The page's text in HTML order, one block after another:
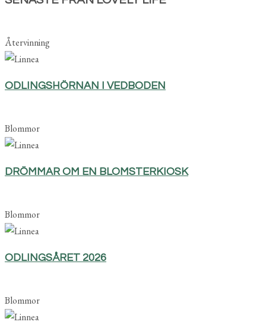
Återvinning
ODLINGSHÖRNAN I VEDBODEN
Blommor
DRÖMMAR OM EN BLOMSTERKIOSK
Blommor
ODLINGSÅRET 2026
Blommor